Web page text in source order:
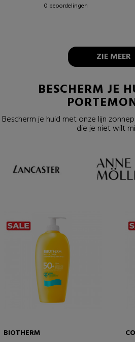
0 beoordelingen
ZIE MEER
BESCHERM JE
Bescherm je huid met onze lijn
die je niet wilt
BIOTHERM